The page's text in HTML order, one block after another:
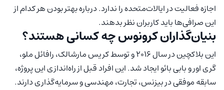
اجازه فعالیت در ایالات‌متحده را ندارد. درباره بهتر بودن هر کدام از
این صرافی‌ها باید کاربران نظر بدهند.
بنیان‌گذاران کرونوس چه کسانی هستند؟
این بلاکچین در سال 2016 و توسط کریس مارشالک، رافائل ملو،
گری اور و بابی بائو ایجاد شد. این افراد قبل از راه‌اندازی این پروژه،
سابقه موفقی در بیزنس، تجارت، مهندسی و سرمایه‌گذاری دارند.